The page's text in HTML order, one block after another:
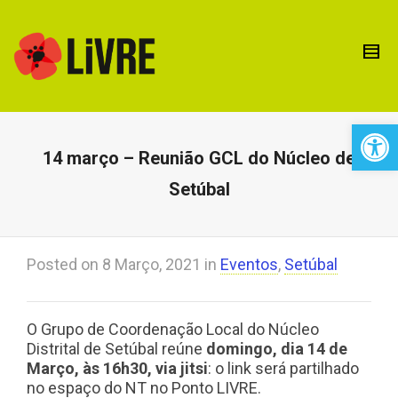
14 março – Reunião GCL do Núcleo de
Setúbal
Posted on 8 Março, 2021 in Eventos, Setúbal
O Grupo de Coordenação Local do Núcleo
Distrital de Setúbal reúne domingo, dia 14 de
Março, às 16h30, via jitsi: o link será partilhado
no espaço do NT no Ponto LIVRE.